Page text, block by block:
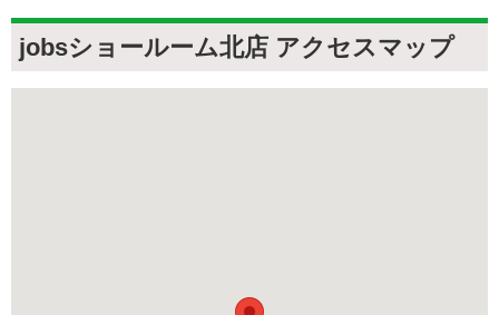
jobsショールーム北店 アクセスマップ